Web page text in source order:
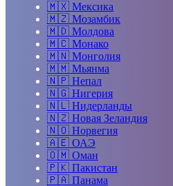
🇲🇽 Мексика
🇲🇿 Мозамбик
🇲🇩 Молдова
🇲🇨 Монако
🇲🇳 Монголия
🇲🇲 Мьянма
🇳🇵 Непал
🇳🇬 Нигерия
🇳🇱 Нидерланды
🇳🇿 Новая Зеландия
🇳🇴 Норвегия
🇦🇪 ОАЭ
🇴🇲 Оман
🇵🇰 Пакистан
🇵🇦 Панама